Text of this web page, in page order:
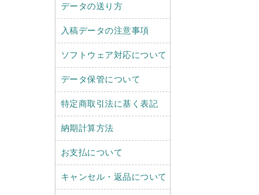
データの送り方
入稿データの注意事項
ソフトウェア対応について
データ保管について
特定商取引法に基く表記
納期計算方法
お支払について
キャンセル・返品について